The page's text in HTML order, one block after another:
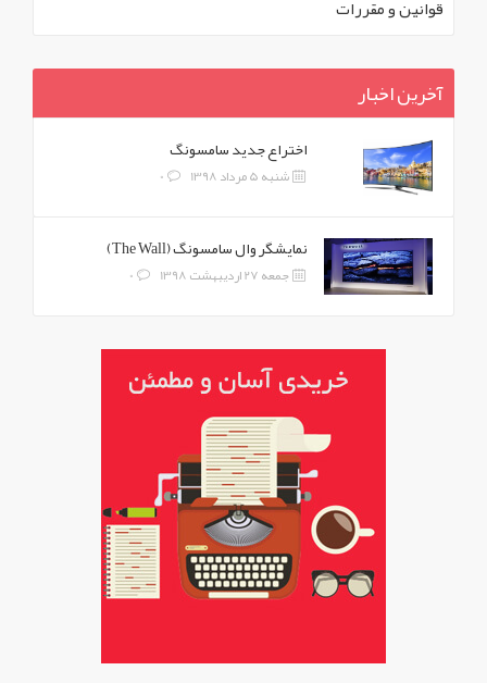
قوانين و مقررات
آخرین اخبار
اختراع جدید سامسونگ
شنبه 5 مرداد 1398 0
نمایشگر وال سامسونگ (The Wall)
جمعه 27 اردیبهشت 1398 0